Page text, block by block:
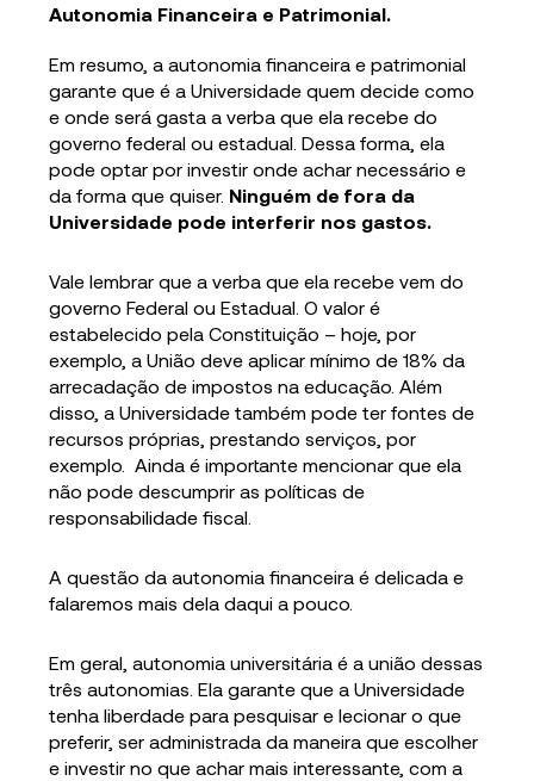
Autonomia Financeira e Patrimonial.
Em resumo, a autonomia financeira e patrimonial
garante que é a Universidade quem decide como
e onde será gasta a verba que ela recebe do
governo federal ou estadual. Dessa forma, ela
pode optar por investir onde achar necessário e
da forma que quiser. Ninguém de fora da
Universidade pode interferir nos gastos.
Vale lembrar que a verba que ela recebe vem do
governo Federal ou Estadual. O valor é
estabelecido pela Constituição – hoje, por
exemplo, a União deve aplicar mínimo de 18% da
arrecadação de impostos na educação. Além
disso, a Universidade também pode ter fontes de
recursos próprias, prestando serviços, por
exemplo. Ainda é importante mencionar que ela
não pode descumprir as políticas de
responsabilidade fiscal.
A questão da autonomia financeira é delicada e
falaremos mais dela daqui a pouco.
Em geral, autonomia universitária é a união dessas
três autonomias. Ela garante que a Universidade
tenha liberdade para pesquisar e lecionar o que
preferir, ser administrada da maneira que escolher
e investir no que achar mais interessante, com a